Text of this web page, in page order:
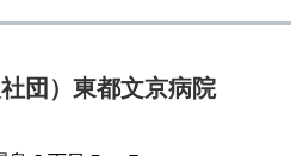
団）東都文京病院